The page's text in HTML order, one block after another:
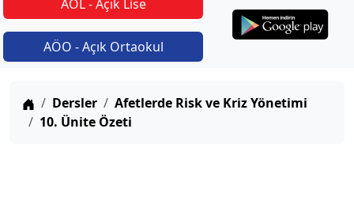
AÖL - Açık Lise
AÖO - Açık Ortaokul
Anasayfa
Dersler
Afetlerde Risk ve Kriz Yönetimi
10. Ünite Özeti